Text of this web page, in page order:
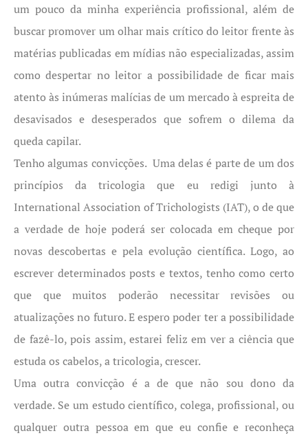
um pouco da minha experiência profissional, além de
buscar promover um olhar mais crítico do leitor frente às
matérias publicadas em mídias não especializadas, assim
como despertar no leitor a possibilidade de ficar mais
atento às inúmeras malícias de um mercado à espreita de
desavisados e desesperados que sofrem o dilema da
queda capilar.
Tenho algumas convicções. Uma delas é parte de um dos
princípios da tricologia que eu redigi junto à
International Association of Trichologists (IAT), o de que
a verdade de hoje poderá ser colocada em cheque por
novas descobertas e pela evolução científica. Logo, ao
escrever determinados posts e textos, tenho como certo
que que muitos poderão necessitar revisões ou
atualizações no futuro. E espero poder ter a possibilidade
de fazê-lo, pois assim, estarei feliz em ver a ciência que
estuda os cabelos, a tricologia, crescer.
Uma outra convicção é a de que não sou dono da
verdade. Se um estudo científico, colega, profissional, ou
qualquer outra pessoa em que eu confie e reconheça